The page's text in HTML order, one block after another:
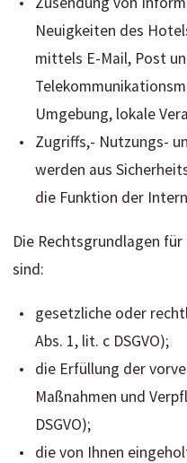
Neuigkeiten des
mittels E-Mail, Post
Umgebung, lokale
Zugriffs,- Nutzungs-
werden aus
die Funktion der
Die Rechtsgrundlagen
sind:
gesetzliche oder
Abs. 1, lit. c DSGVO);
die Erfüllung der
Maßnahmen und
DSGVO);
die von Ihnen